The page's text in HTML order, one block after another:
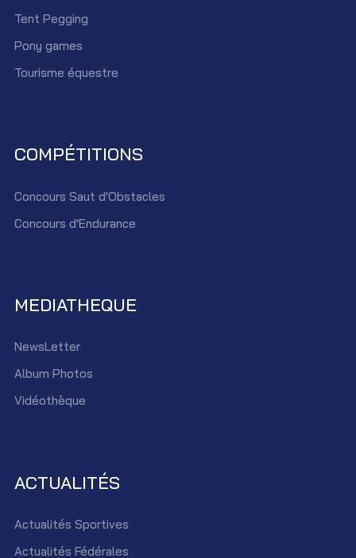
Tent Pegging
Pony games
Tourisme équestre
COMPÉTITIONS
Concours Saut d'Obstacles
Concours d'Endurance
MEDIATHEQUE
NewsLetter
Album Photos
Vidéothèque
ACTUALITÉS
Actualités Sportives
Actualités Fédérales